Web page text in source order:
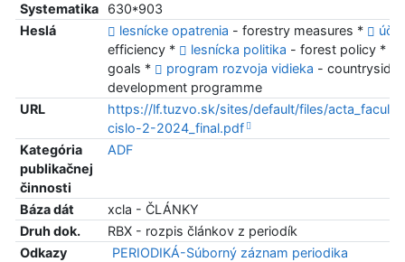
Systematika
630*903
Heslá
lesnícke opatrenia - forestry measures *
efficiency *
lesnícka politika - forest policy *
goals *
program rozvoja vidieka - countryside
development programme
URL
https://lf.tuzvo.sk/sites/default/files/
cislo-2-2024_final.pdf
Kategória
publikačnej
činnosti
ADF
Báza dát
xcla - ČLÁNKY
Druh dok.
RBX - rozpis článkov z periodík
Odkazy
PERIODIKÁ-Súborný záznam periodika